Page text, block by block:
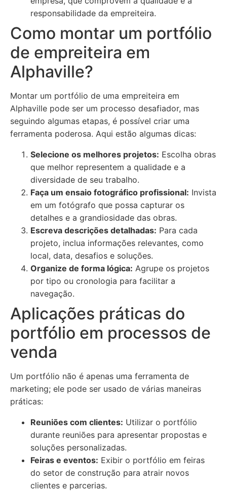
responsabilidade da empreiteira.
Como montar um portfólio
de empreiteira em
Alphaville?
Montar um portfólio de uma empreiteira em
Alphaville pode ser um processo desafiador, mas
seguindo algumas etapas, é possível criar uma
ferramenta poderosa. Aqui estão algumas dicas:
Selecione os melhores projetos: Escolha obras
que melhor representem a qualidade e a
diversidade de seu trabalho.
Faça um ensaio fotográfico profissional: Invista
em um fotógrafo que possa capturar os
detalhes e a grandiosidade das obras.
Escreva descrições detalhadas: Para cada
projeto, inclua informações relevantes, como
local, data, desafios e soluções.
Organize de forma lógica: Agrupe os projetos
por tipo ou cronologia para facilitar a
navegação.
Aplicações práticas do
portfólio em processos de
venda
Um portfólio não é apenas uma ferramenta de
marketing; ele pode ser usado de várias maneiras
práticas:
Reuniões com clientes: Utilizar o portfólio
durante reuniões para apresentar propostas e
soluções personalizadas.
Feiras e eventos: Exibir o portfólio em feiras
do setor de construção para atrair novos
clientes e parcerias.